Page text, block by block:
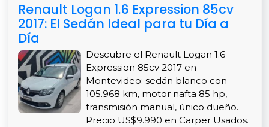
Renault Logan 1.6 Expression 85cv
2017: El Sedán Ideal para tu Día a
Día
Descubre el Renault Logan 1.6
Expression 85cv 2017 en
Montevideo: sedán blanco con
105.968 km, motor nafta 85 hp,
transmisión manual, único dueño.
Precio US$9.990 en Carper Usados.